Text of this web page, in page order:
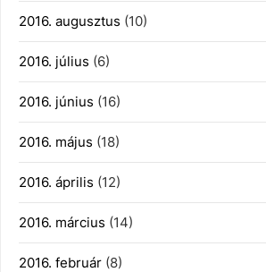
2016. augusztus (10)
2016. július (6)
2016. június (16)
2016. május (18)
2016. április (12)
2016. március (14)
2016. február (8)